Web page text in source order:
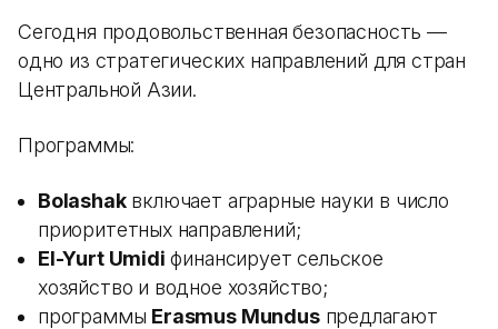
Сегодня продовольственная безопасность —
одно из стратегических направлений для стран
Центральной Азии.
Программы:
Bolashakвключает аграрные науки в число
приоритетных направлений;
El-Yurt Umidi финансирует сельское
хозяйство и водное хозяйство;
программы Erasmus Mundusпредлагают